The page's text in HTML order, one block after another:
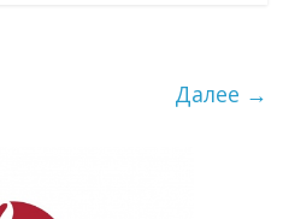
Далее →